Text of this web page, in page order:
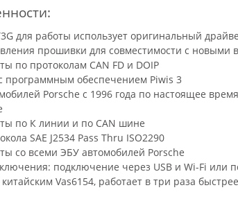
для работы использует оригинальный
прошивки для совместимости с новыми
по протоколам CAN FD и DOIP
программным обеспечением Piwis 3
Porsche с 1996 года по настоящее
по К линии и по CAN шине
SAE J2534 Pass Thru ISO2290
со всеми ЭБУ автомобилей Porsche
подключение через USB и Wi-Fi или
Vas6154, работает в три раза